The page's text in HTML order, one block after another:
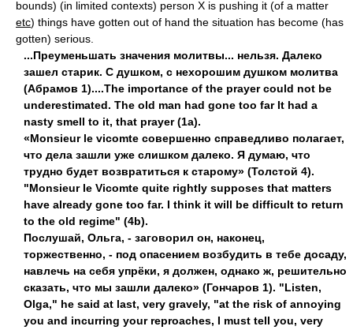
bounds) (in limited contexts) person X is pushing it (of a matter
etc) things have gotten out of hand the situation has become (has
gotten) serious.
...Преуменьшать значения молитвы... нельзя. Далеко
зашел старик. С душком, с нехорошим душком молитва
(Абрамов 1)....The importance of the prayer could not be
underestimated. The old man had gone too far It had a
nasty smell to it, that prayer (1a).
«Monsieur le vicomte совершенно справедливо полагает,
что дела зашли уже слишком далеко. Я думаю, что
трудно будет возвратиться к старому» (Толстой 4).
"Monsieur le Vicomte quite rightly supposes that matters
have already gone too far. I think it will be difficult to return
to the old regime" (4b).
Послушай, Ольга, - заговорил он, наконец,
торжественно, - под опасением возбудить в тебе досаду,
навлечь на себя упрёки, я должен, однако ж, решительно
сказать, что мы зашли далеко» (Гончаров 1). "Listen,
Olga," he said at last, very gravely, "at the risk of annoying
you and incurring your reproaches, I must tell you, very